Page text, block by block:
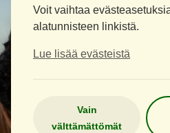
Voit vaihtaa
alatunnisteen linkistä.
Lue lisää evästeistä
Vain
välttämättömät